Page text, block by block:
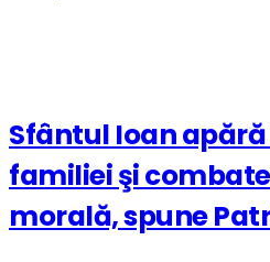
Sfântul Ioan
familiei şi
morală, spune